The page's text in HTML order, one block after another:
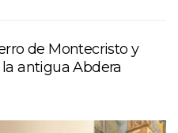
de Montecristo y
antigua Abdera